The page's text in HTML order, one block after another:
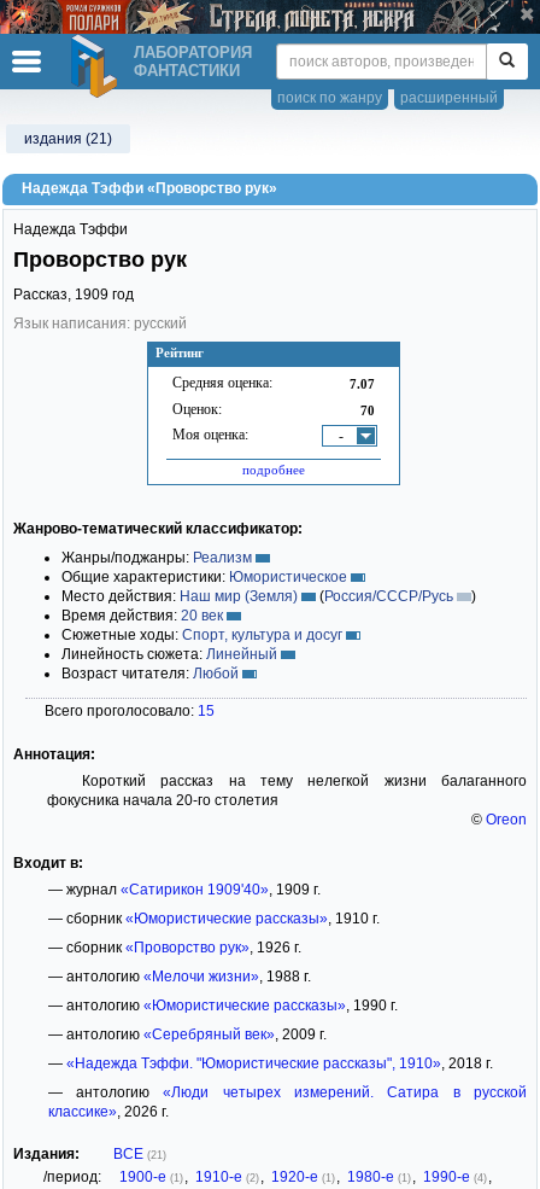
ЛАБОРАТОРИЯ
ФАНТАСТИКИ
расширенный
поиск по жанру
издания (21)
Надежда Тэффи «Проворство рук»
Рейтинг
Средняя оценка: 7.07
Оценок: 70
Моя оценка: -
подробнее
Надежда Тэффи
Проворство рук
Рассказ, 1909 год
Язык написания: русский
Жанрово-тематический классификатор:
Жанры/поджанры: Реализм
Общие характеристики: Юмористическое
Место действия: Наш мир (Земля) (Россия/СССР/Русь
)
Время действия: 20 век
Сюжетные ходы: Спорт, культура и досуг
Линейность сюжета: Линейный
Возраст читателя: Любой
Всего проголосовало: 15
Аннотация:
Короткий рассказ на тему нелегкой жизни балаганного
фокусника начала 20-го столетия
© Oreon
Входит в:
— журнал «Сатирикон 1909'40», 1909 г.
— сборник «Юмористические рассказы», 1910 г.
— сборник «Проворство рук», 1926 г.
— антологию «Мелочи жизни», 1988 г.
— антологию «Юмористические рассказы», 1990 г.
— антологию «Серебряный век», 2009 г.
— «Надежда Тэффи. "Юмористические рассказы", 1910», 2018 г.
— антологию«Люди четырех измерений. Сатира в русской
классике», 2026 г.
Издания: ВСЕ (21)
/период: 1900-е (1) 1910-е (2) 1920-е (1) 1980-е (1) 1990-е (4)